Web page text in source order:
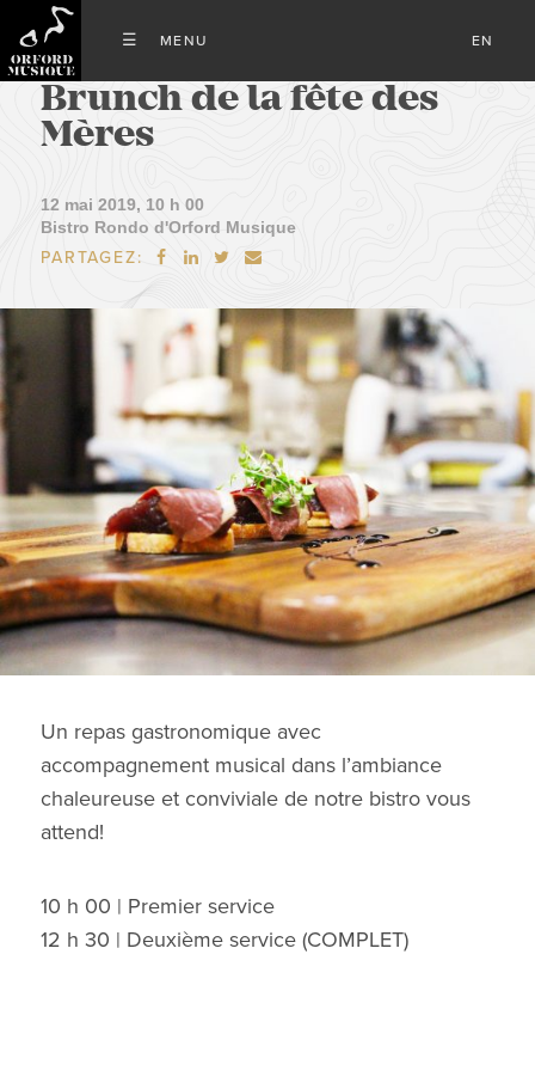
EN
Brunch de la fête des
Mères
12 mai 2019, 10 h 00
Bistro Rondo d'Orford Musique
PARTAGEZ:    
Un repas gastronomique avec
accompagnement musical dans l’ambiance
chaleureuse et conviviale de notre bistro vous
attend!
10 h 00 | Premier service
12 h 30 | Deuxième service (COMPLET)